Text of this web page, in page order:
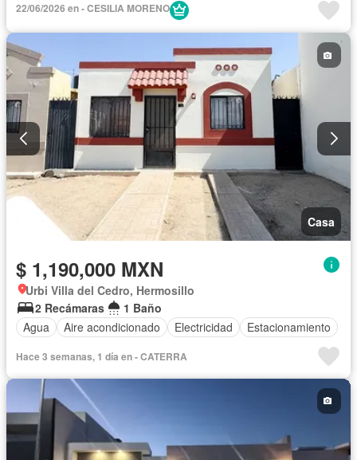
22/06/2026 en - CESILIA MORENO
Casa
$ 1,190,000 MXN
Urbi Villa del Cedro, Hermosillo
2 Recámaras
1 Baño
Agua
Aire acondicionado Electricidad Estacionamiento
Hace 3 semanas, 1 día en - CATERRA